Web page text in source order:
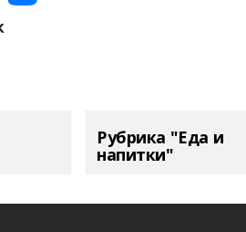
Рубрика "Еда и
напитки"